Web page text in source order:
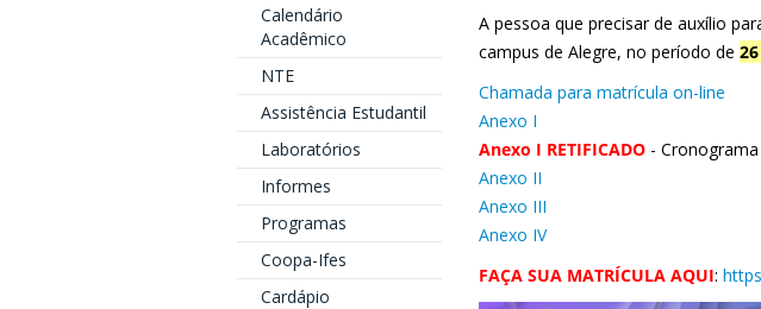
Calendário
Acadêmico
NTE
Assistência Estudantil
Laboratórios
Informes
Programas
Coopa-Ifes
Cardápio
A pessoa que precisar de auxílio
campus de Alegre, no período de
Chamada para matrícula on-line
Anexo I
Anexo I RETIFICADO -
Anexo II
Anexo III
Anexo IV
FAÇA SUA MATRÍCULA AQUI: